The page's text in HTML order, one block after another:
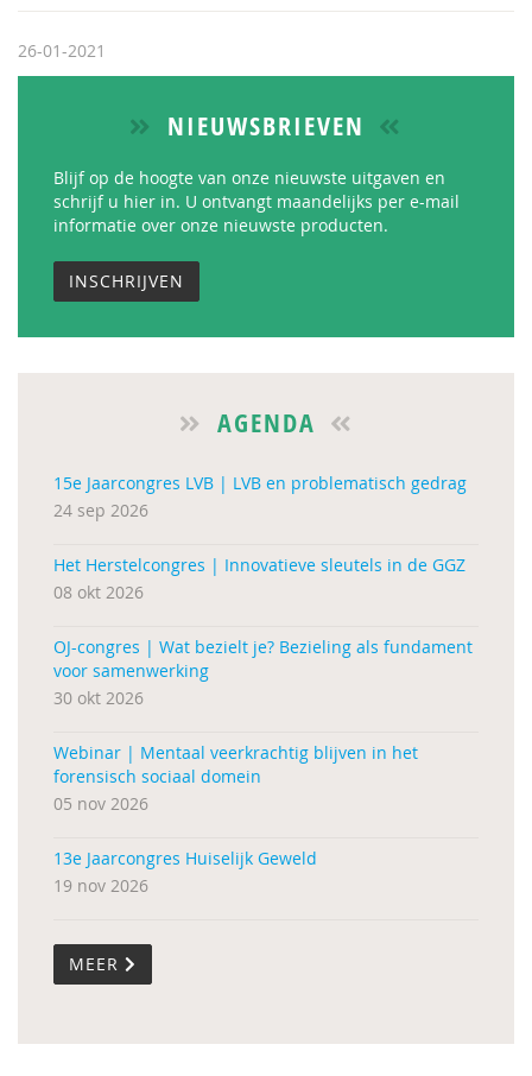
26-01-2021
NIEUWSBRIEVEN
Blijf op de hoogte van onze nieuwste uitgaven en
schrijf u hier in. U ontvangt maandelijks per e-mail
informatie over onze nieuwste producten.
INSCHRIJVEN
AGENDA
15e Jaarcongres LVB | LVB en problematisch gedrag
24 sep 2026
Het Herstelcongres | Innovatieve sleutels in de GGZ
08 okt 2026
OJ-congres | Wat bezielt je? Bezieling als fundament
voor samenwerking
30 okt 2026
Webinar | Mentaal veerkrachtig blijven in het
forensisch sociaal domein
05 nov 2026
13e Jaarcongres Huiselijk Geweld
19 nov 2026
MEER